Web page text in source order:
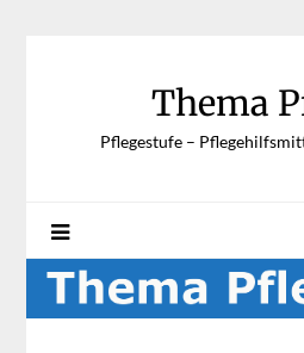
Thema
Pflegestufe –